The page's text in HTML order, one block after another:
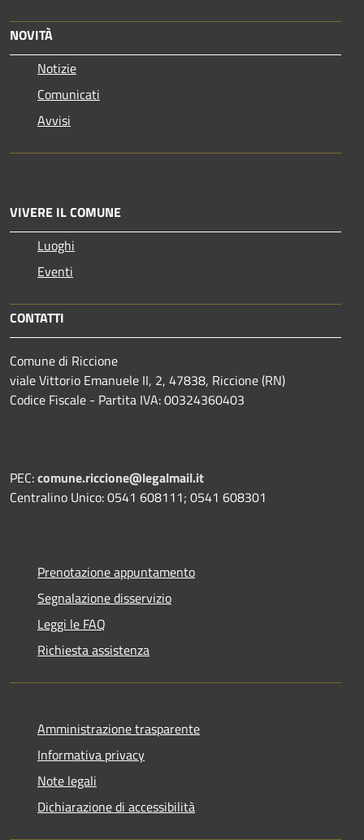
NOVITÀ
Notizie
Comunicati
Avvisi
VIVERE IL COMUNE
Luoghi
Eventi
CONTATTI
Comune di Riccione
viale Vittorio Emanuele II, 2, 47838, Riccione (RN)
Codice Fiscale - Partita IVA: 00324360403
PEC:comune.riccione@legalmail.it
Centralino Unico: 0541 608111; 0541 608301
Prenotazione appuntamento
Segnalazione disservizio
Leggi le FAQ
Richiesta assistenza
Amministrazione trasparente
Informativa privacy
Note legali
Dichiarazione di accessibilità